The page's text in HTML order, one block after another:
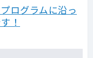
ログラムに沿っ
！